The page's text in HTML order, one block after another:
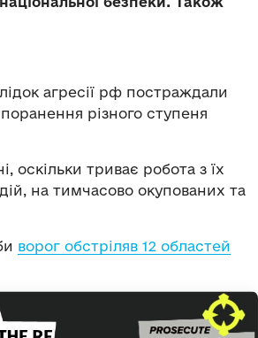
агресії рф постраждали
різного ступеня
оскільки триває робота з їх
на тимчасово окупованих та
ворог обстріляв 12 областей